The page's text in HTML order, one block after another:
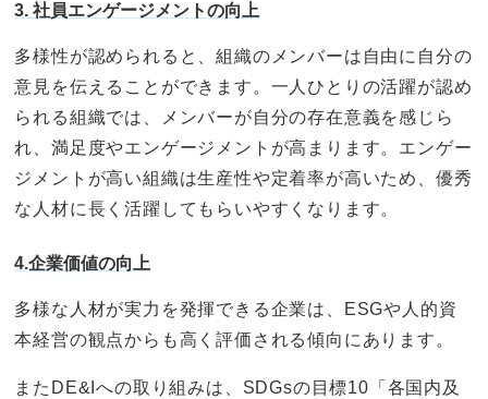
3. 社員エンゲージメントの向上
多様性が認められると、組織のメンバーは自由に自分の
意見を伝えることができます。一人ひとりの活躍が認め
られる組織では、メンバーが自分の存在意義を感じら
れ、満足度やエンゲージメントが高まります。エンゲー
ジメントが高い組織は生産性や定着率が高いため、優秀
な人材に長く活躍してもらいやすくなります。
4.企業価値の向上
多様な人材が実力を発揮できる企業は、ESGや人的資
本経営の観点からも高く評価される傾向にあります。
またDE&Iへの取り組みは、SDGsの目標10「各国内及